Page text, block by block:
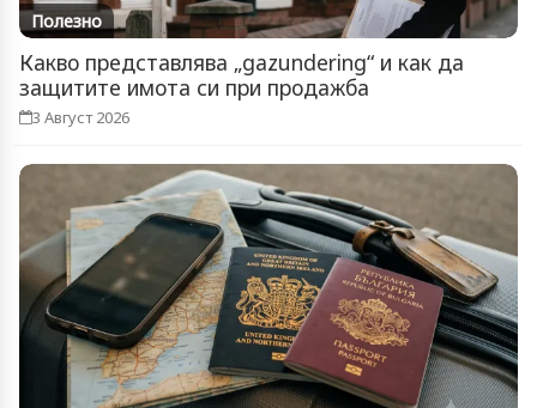
Полезно
Какво представлява „gazundering“ и как да
защитите имота си при продажба
3 Август 2026